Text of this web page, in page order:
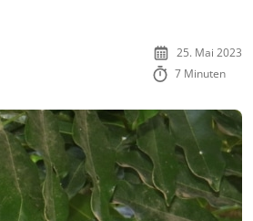
25. Mai 2023
7 Minuten